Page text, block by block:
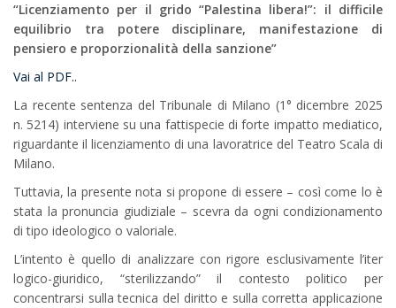
“Licenziamento per il grido “Palestina libera!”: il difficile
equilibrio tra potere disciplinare, manifestazione di
pensiero e proporzionalità della sanzione”
Vai al PDF..
La recente sentenza del Tribunale di Milano (1° dicembre 2025
n. 5214) interviene su una fattispecie di forte impatto mediatico,
riguardante il licenziamento di una lavoratrice del Teatro Scala di
Milano.
Tuttavia, la presente nota si propone di essere – così come lo è
stata la pronuncia giudiziale – scevra da ogni condizionamento
di tipo ideologico o valoriale.
L’intento è quello di analizzare con rigore esclusivamente l’iter
logico-giuridico, “sterilizzando” il contesto politico per
concentrarsi sulla tecnica del diritto e sulla corretta applicazione